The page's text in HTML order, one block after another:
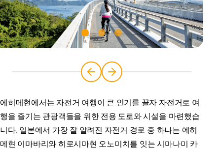
에히메현에서는 자전거 여행이 큰 인기를 끌자 자전거로 여
행을 즐기는 관광객들을 위한 전용 도로와 시설을 마련했습
니다. 일본에서 가장 잘 알려진 자전거 경로 중 하나는 에히
메현 이마바리와 히로시마현 오노미치를 잇는 시마나미 카